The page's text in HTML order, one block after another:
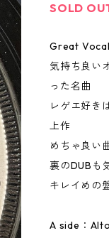
SOLD
Great
気持ち良い
った名曲
レゲエ好き
上作
めちゃ良い
裏のDUBも
キレイめの
A side：